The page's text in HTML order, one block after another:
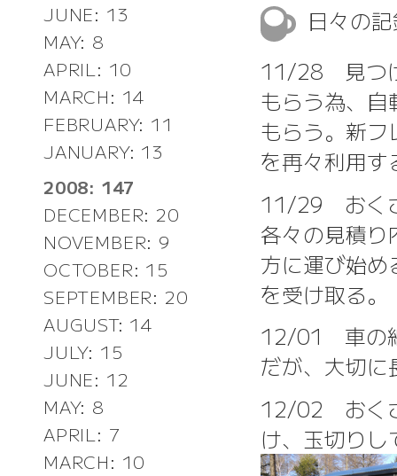
JUNE: 13
MAY: 8
APRIL: 10
MARCH: 14
FEBRUARY: 11
JANUARY: 13
2008: 147
DECEMBER: 20
NOVEMBER: 9
OCTOBER: 15
SEPTEMBER: 20
AUGUST: 14
JULY: 15
JUNE: 12
MAY: 8
APRIL: 7
MARCH: 10
日々の
11/28 見つ
もらう為、
もらう。新
を再々利用
11/29 おく
各々の見積
方に運び始
を受け取る。
12/01 車の
だが、大切
12/02 おく
け、玉切り